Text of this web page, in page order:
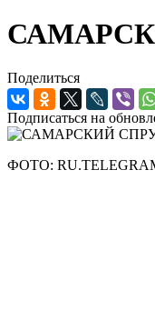
Поделиться
Подписаться на
ФОТО: